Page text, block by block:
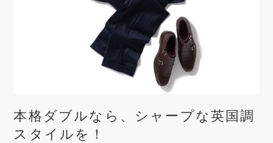
本格ダブルなら、シャープな英国調
スタイルを！